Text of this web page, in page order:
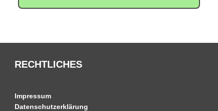
RECHTLICHES
Impressum
Datenschutzerklärung